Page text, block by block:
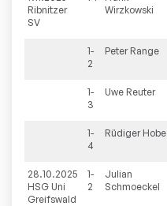
Ribnitzer
SV
Wirzkowski
1-
2
Peter Range
1-
3
Uwe Reuter
1-
4
Rüdiger Hobe
28.10.2025
HSG Uni
Greifswald
1-
2
Julian
Schmoeckel